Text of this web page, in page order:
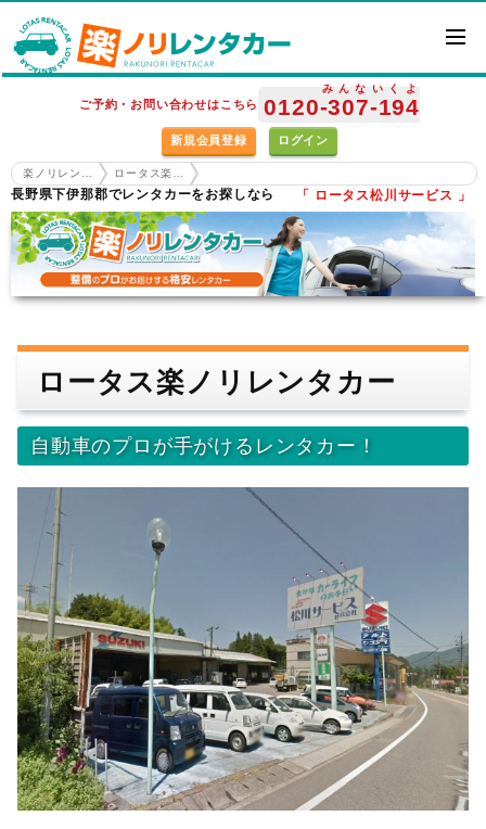
ご予約・お問い合わせはこちら 0120-307
みんな
-194
いくよ
新規会員登録 ログイン
楽ノリレンタカー ホーム ロータス楽ノリレンタカー
長野県下伊那郡でレンタカーをお探しなら 「 ロータス松川サービス 」
ロータス楽ノリレンタカー
自動車のプロが手がけるレンタカー！